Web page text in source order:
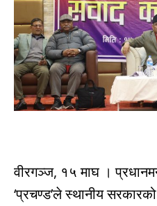
वीरगञ्ज, १५ माघ ।
‘प्रचण्ड’ले स्थानीय